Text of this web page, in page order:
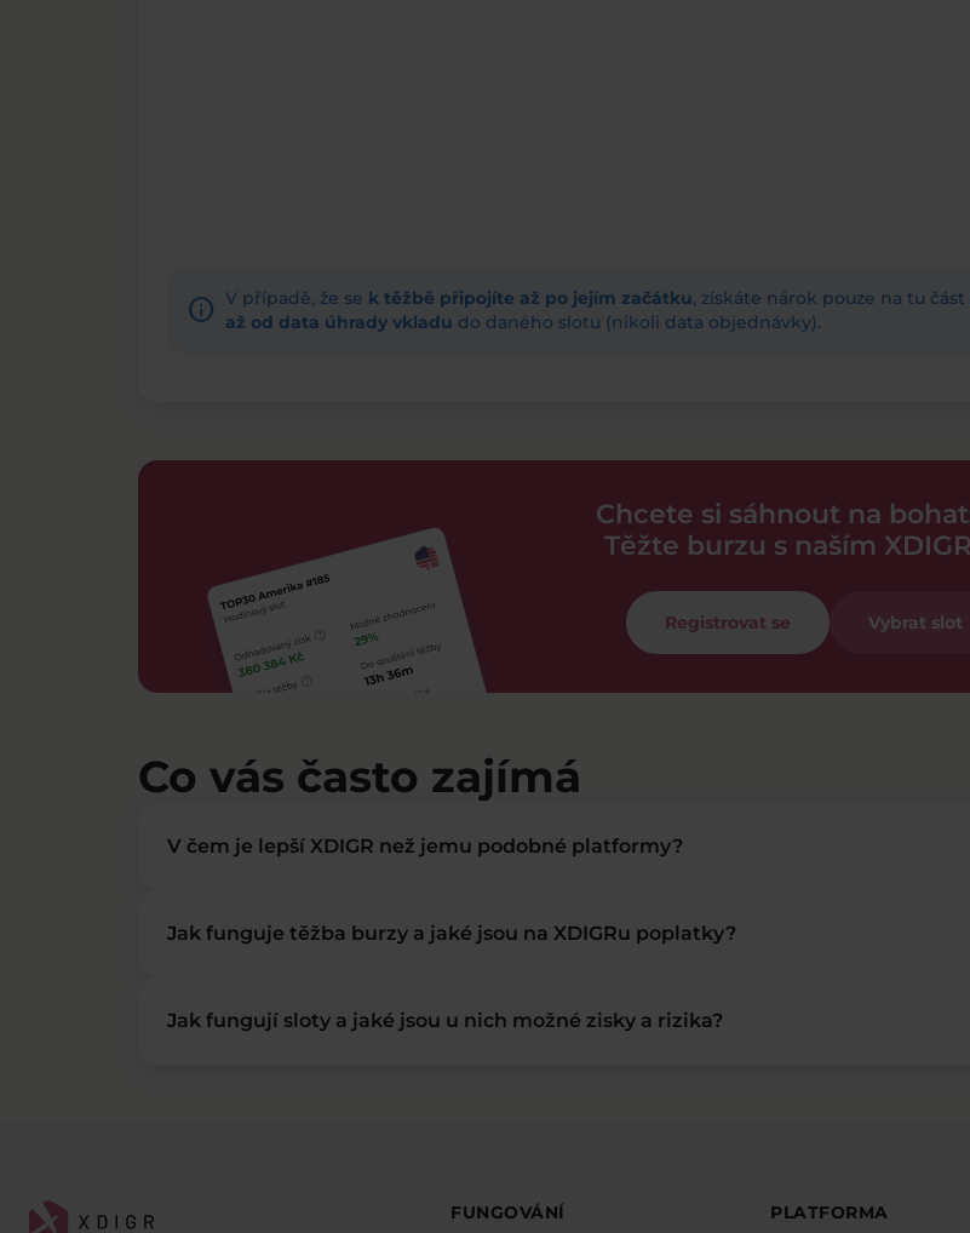
info V případě, že se k těžbě připojíte až po jejím začátku, získáte nárok pouze na tu
až od data úhrady vkladu do daného slotu (nikoli data objednávky).
Chcete si sáhnout na
Těžte burzu s naším
Registrovat se Vybrat slot
Co vás často zajímá
V čem je lepší XDIGR než jemu podobné platformy?
Jak funguje těžba burzy a jaké jsou na XDIGRu poplatky?
Jak fungují sloty a jaké jsou u nich možné zisky a rizika?
FUNGOVÁNÍ PLATFORMA